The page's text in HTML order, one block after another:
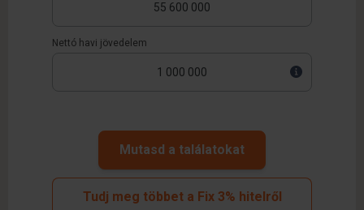
Nettó havi jövedelem
Mutasd a találatokat
Tudj meg többet a Fix 3% hitelről